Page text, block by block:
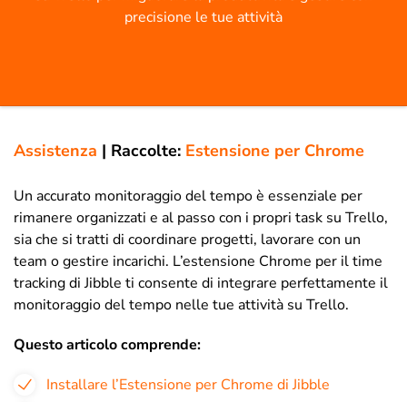
precisione le tue attività
Assistenza | Raccolte: Estensione per Chrome
Un accurato monitoraggio del tempo è essenziale per
rimanere organizzati e al passo con i propri task su Trello,
sia che si tratti di coordinare progetti, lavorare con un
team o gestire incarichi. L’estensione Chrome per il time
tracking di Jibble ti consente di integrare perfettamente il
monitoraggio del tempo nelle tue attività su Trello.
Questo articolo comprende:
Installare l’Estensione per Chrome di Jibble